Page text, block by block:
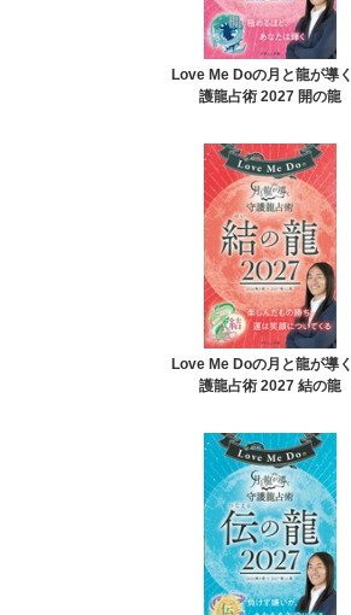
Love Me Doの月と龍が導
護龍占術 2027 開の龍
Love Me Doの月と龍が導
護龍占術 2027 結の龍